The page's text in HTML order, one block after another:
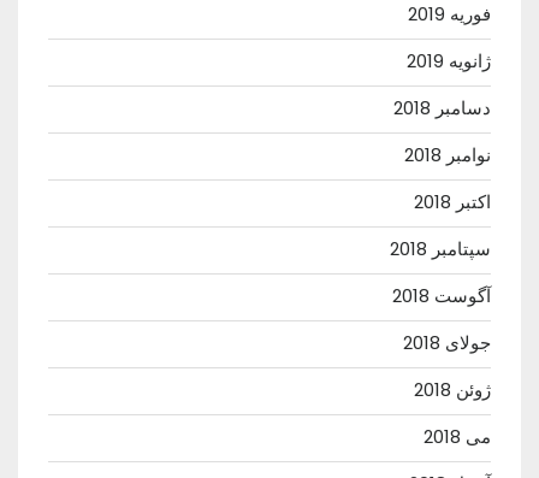
فوریه 2019
ژانویه 2019
دسامبر 2018
نوامبر 2018
اکتبر 2018
سپتامبر 2018
آگوست 2018
جولای 2018
ژوئن 2018
می 2018